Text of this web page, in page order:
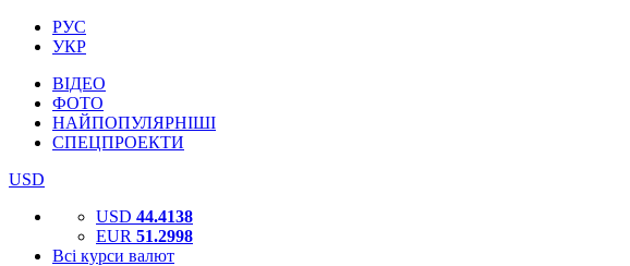
РУС
УКР
ВІДЕО
ФОТО
НАЙПОПУЛЯРНІШІ
СПЕЦПРОЕКТИ
USD
USD 44.4138
EUR 51.2998
Всі курси валют